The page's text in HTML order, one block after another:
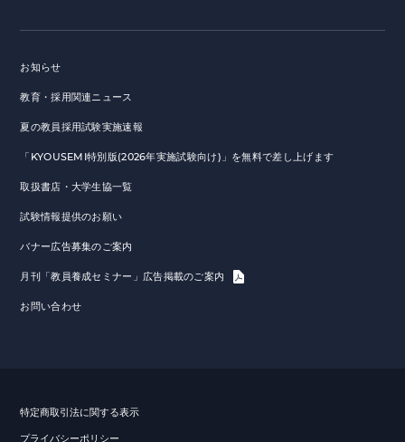
お知らせ
教育・採用関連ニュース
夏の教員採用試験実施速報
「KYOUSEMI特別版(2026年実施試験向け)」を無料で差し上げます
取扱書店・大学生協一覧
試験情報提供のお願い
バナー広告募集のご案内
月刊「教員養成セミナー」広告掲載のご案内
お問い合わせ
特定商取引法に関する表示
プライバシーポリシー